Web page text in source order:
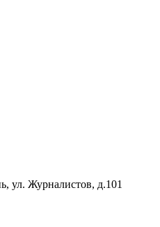
ул. Журналистов, д.101